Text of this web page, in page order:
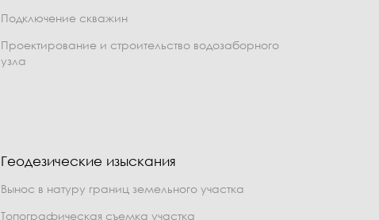
Подключение скважин
Проектирование и строительство водозаборного
узла
Геодезические изыскания
Вынос в натуру границ земельного участка
Топографическая съемка участка